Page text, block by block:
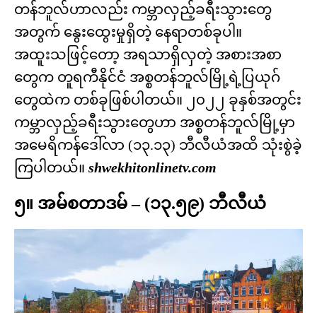
တန်ဘူလ်ဟာလည်း ကမ္ဘာလှည့်ခရီးသွားတွေ
အတွက် နွေးထွေးမှုရှိတဲ့ နေရာတစ်ခုပါ။
အထူးသဖြင့်တော့ အရသာရှိလှတဲ့ အစားအစာ
တွေက တူရကီနိုင်ငံ အစ္စတန်ဘူလ်မြို့ရဲ့ပြယုဂ်
တွေထဲက တစ်ခုဖြစ်ပါတယ်။ ၂၀၂၂ ခုနှစ်အတွင်း
ကမ္ဘာလှည့်ခရီးသွားတွေဟာ အစ္စတန်ဘူလ်မြို့မှာ
အမေရိကန်ဒေါ်လာ (၁၃.၁၃) ဘီလီယံအထိ သုံးစွဲခဲ့
ကြပါတယ်။ shwekhitonlinetv.com
၅။ အမ်စတာဒမ် – (၁၃.၅၉) ဘီလီယံ